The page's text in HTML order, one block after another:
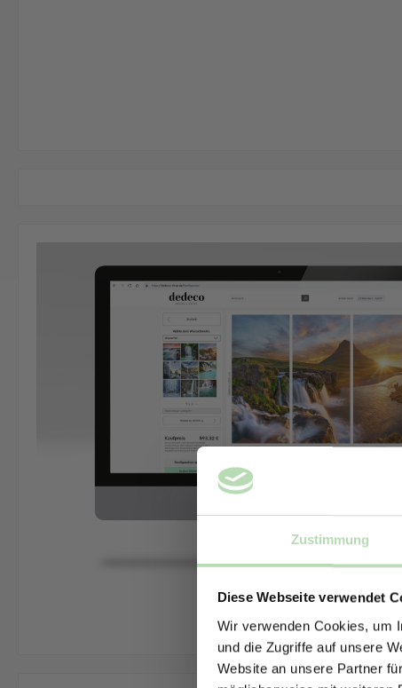
Zustimmung
Diese Webseite verwendet
Wir verwenden Cookies, um
und die Zugriffe auf unsere
Website an unsere Partner